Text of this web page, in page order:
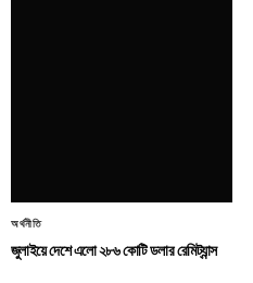
অর্থনীতি
জুলাইয়ে দেশে এলো ২৮৬ কোটি ডলার রেমিট্যান্স